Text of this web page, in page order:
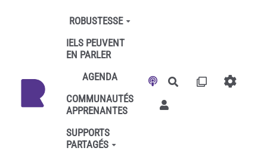
Aller au contenu principal
ROBUSTESSE
IELS PEUVENT
EN PARLER
AGENDA
COMMUNAUTÉS
APPRENANTES
SUPPORTS
PARTAGÉS
Rechercher